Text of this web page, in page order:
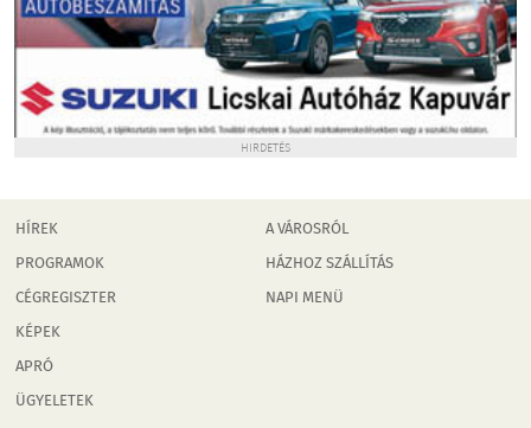
HIRDETÉS
HÍREK
PROGRAMOK
CÉGREGISZTER
KÉPEK
APRÓ
ÜGYELETEK
A VÁROSRÓL
HÁZHOZ SZÁLLÍTÁS
NAPI MENÜ